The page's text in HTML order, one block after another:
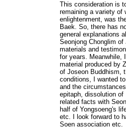
This consideration is
remaining a variety of
enlightenment, was
Baek. So, there has
general explanations
Seonjong Chonglim
materials and
for years. Meanwhile,
material produced by
of Joseon Buddhism,
conditions, I wanted
and the
epitaph, dissolution of
related facts with
half of Yongsoeng's
etc. I look forward to
Soen association etc.